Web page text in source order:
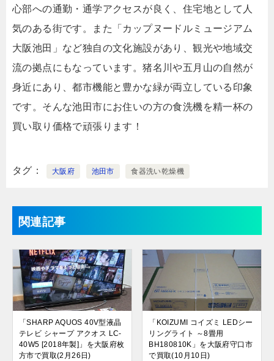
心部への通勤・通学アクセスが良く、住宅地として人
気のある街です。また「カップヌードルミュージアム
大阪池田」など独自の文化施設があり、観光や地域交
流の拠点にもなっています。猪名川や五月山の自然が
身近にあり、都市機能と豊かな緑が両立している印象
です。そんな池田市にお住いの方の食洗機を精一杯の
買い取り価格で頑張ります！
タグ 大阪府 池田市 食器洗い乾燥機
関連記事
「SHARP AQUOS 40V型液晶
テレビ シャープ アクオス LC-
40W5 [2018年製]」を大阪府枚
方市で買取(2月26日)
「KOIZUMI コイズミ LEDシー
リングライト ～8畳用
BH180810K」を大阪府守口市
で買取(10月10日)